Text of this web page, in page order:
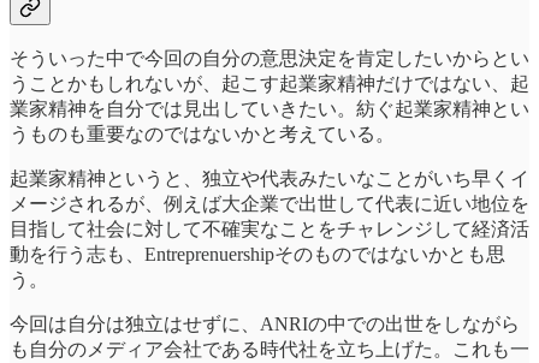
そういった中で今回の自分の意思決定を肯定したいからとい
うことかもしれないが、起こす起業家精神だけではない、起
業家精神を自分では見出していきたい。紡ぐ起業家精神とい
うものも重要なのではないかと考えている。
起業家精神というと、独立や代表みたいなことがいち早くイ
メージされるが、例えば大企業で出世して代表に近い地位を
目指して社会に対して不確実なことをチャレンジして経済活
動を行う志も、Entreprenuershipそのものではないかとも思
う。
今回は自分は独立はせずに、ANRIの中での出世をしながら
も自分のメディア会社である時代社を立ち上げた。これも一